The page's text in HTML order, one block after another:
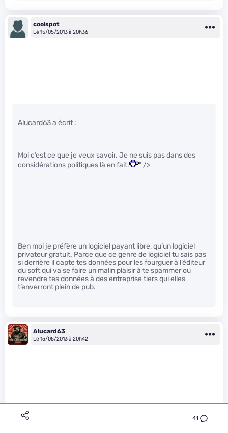
41
coolspot
Le 15/05/2013 à 20h36
Alucard63 a écrit :
Moi c’est ce que je veux savoir. Je ne suis pas dans des
considérations politiques là en fait.
" />
Ben moi je préfère un logiciel payant libre, qu’un logiciel
privateur gratuit. Parce que ce genre de logiciel tu sais pas
si derrière il capte tes données pour les fourguer à l’éditeur
du soft qui va se faire un malin plaisir à te spammer ou
revendre tes données à des entreprise tiers qui elles
t’enverront plein de pub.
Alucard63
Le 15/05/2013 à 20h42